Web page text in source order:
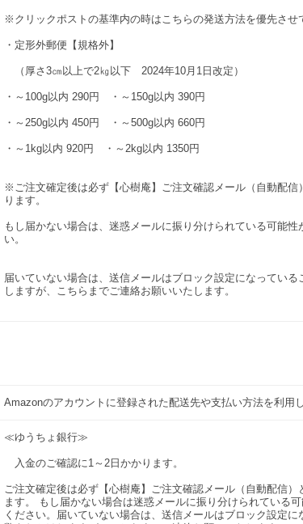
※クリックポストの基準内の時はこちらの発送方法を優先させ
・定形外郵便【規格外】
（厚さ3㎝以上で2㎏以下 2024年10月1日改定）
・～100g以内 290円 ・～150g以内 390円
・～250g以内 450円 ・～500g以内 660円
・～1kg以内 920円 ・～2kg以内 1350円
※ご注文確定後は必ず【心樹庵】ご注文確認メール（自動配
ります。
もし届かない場合は、迷惑メールに振り分けられている可能
い。
届いていない場合は、送信メールはブロック設定になってい
しますが、こちらまでご連絡お願いいたします。
Amazonのアカウントに登録された配送先や支払い方法を利用
≪ゆうちょ銀行≫
入金のご確認に1～2日かかります。
ご注文確定後は必ず【心樹庵】ご注文確認メール（自動配信
ます。 もし届かない場合は迷惑メールに振り分けられている
ください。届いていない場合は、送信メールはブロック設定